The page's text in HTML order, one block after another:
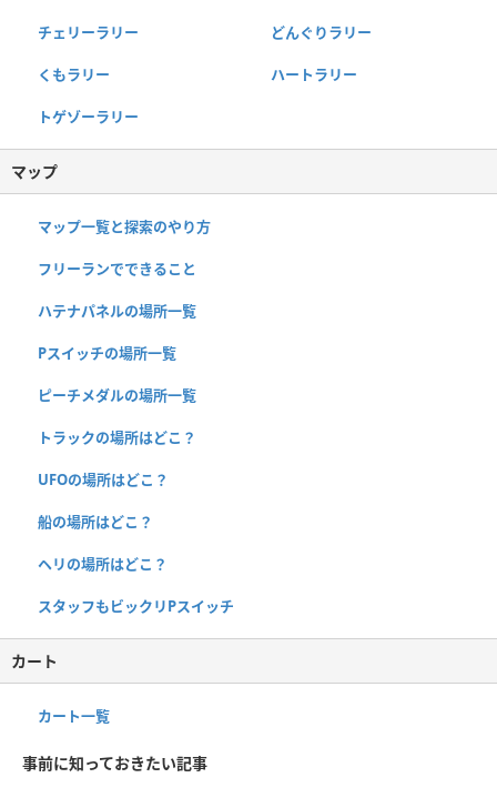
チェリーラリー どんぐりラリー
くもラリー ハートラリー
トゲゾーラリー
マップ
マップ一覧と探索のやり方
フリーランでできること
ハテナパネルの場所一覧
Pスイッチの場所一覧
ピーチメダルの場所一覧
トラックの場所はどこ？
UFOの場所はどこ？
船の場所はどこ？
ヘリの場所はどこ？
スタッフもビックリPスイッチ
カート
カート一覧
事前に知っておきたい記事